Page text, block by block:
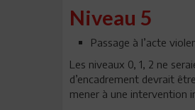
Niveau 5
Passage à l’acte
Les niveaux 0, 1, 2 ne
d’encadrement devrait
mener à une intervention